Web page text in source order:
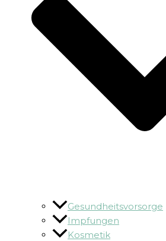
Gesundheitsvorsorge
Impfungen
Kosmetik